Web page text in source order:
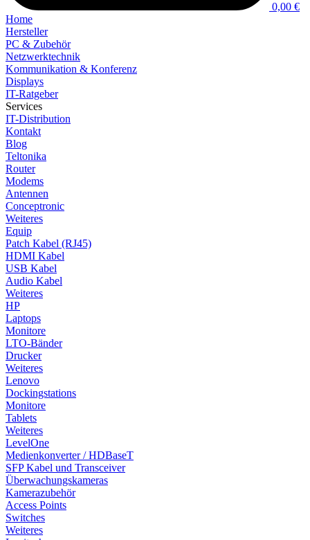
0,00 €
Home
Hersteller
PC & Zubehör
Netzwerktechnik
Kommunikation & Konferenz
Displays
IT-Ratgeber
Services
IT-Distribution
Kontakt
Blog
Teltonika
Router
Modems
Antennen
Conceptronic
Weiteres
Equip
Patch Kabel (RJ45)
HDMI Kabel
USB Kabel
Audio Kabel
Weiteres
HP
Laptops
Monitore
LTO-Bänder
Drucker
Weiteres
Lenovo
Dockingstations
Monitore
Tablets
Weiteres
LevelOne
Medienkonverter / HDBaseT
SFP Kabel und Transceiver
Überwachungskameras
Kamerazubehör
Access Points
Switches
Weiteres